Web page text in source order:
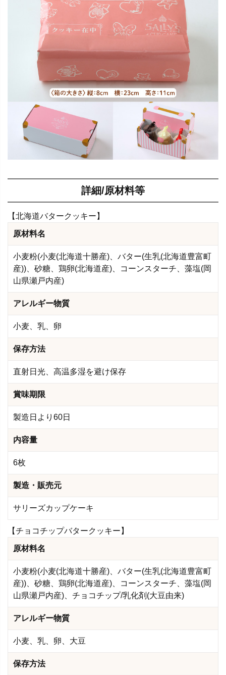
詳細/原材料等
【北海道バタークッキー】
原材料名
小麦粉(小麦(北海道十勝産)、バター(生乳(北海道豊富町
産))、砂糖、鶏卵(北海道産)、コーンスターチ、藻塩(岡
山県瀬戸内産)
アレルギー物質
小麦、乳、卵
保存方法
直射日光、高温多湿を避け保存
賞味期限
製造日より60日
内容量
6枚
製造・販売元
サリーズカップケーキ
【チョコチップバタークッキー】
原材料名
小麦粉(小麦(北海道十勝産)、バター(生乳(北海道豊富町
産))、砂糖、鶏卵(北海道産)、コーンスターチ、藻塩(岡
山県瀬戸内産)、チョコチップ/乳化剤(大豆由来)
アレルギー物質
小麦、乳、卵、大豆
保存方法